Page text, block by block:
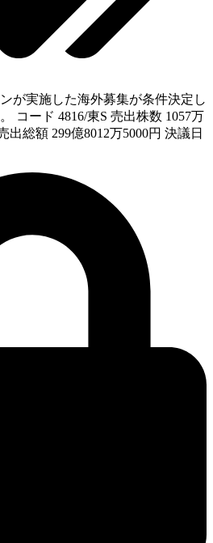
が実施した海外募集が条件決定し
コード 4816/東S 売出株数 1057万
出総額 299億8012万5000円 決議日